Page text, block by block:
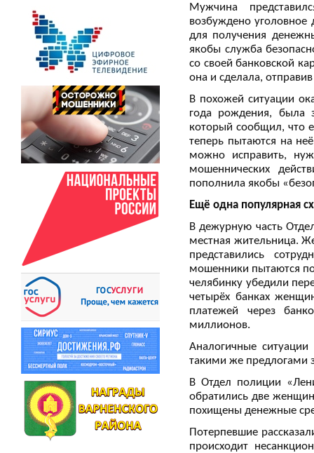
Мужчина
возбуждено
для получения
якобы служба
со своей банковской
она и сделала,
В похожей ситуации
года рождения, была
который сообщил, что
теперь пытаются на
можно исправить,
мошеннических
пополнила якобы
Ещё одна популярная
В дежурную часть
местная жительница.
представились
мошенники пытаются
челябинку убедили
четырёх банках
платежей через
миллионов.
Аналогичные
такими же предлогами
В Отдел полиции
обратились две
похищены денежные
Потерпевшие
происходит